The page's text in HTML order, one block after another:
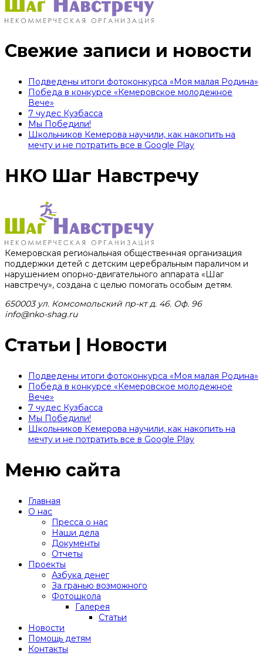
Свежие записи и новости
Подведены итоги фотоконкурса «Моя малая Родина»
Победа в конкурсе «Кемеровское молодежное
Вече»
7 чудес Кузбасса
Мы Победили!
Школьников Кемерова научили, как накопить на
мечту и не потратить все в Google Play
НКО Шаг Навстречу
Кемеровская региональная общественная организация
поддержки детей с детским церебральным параличом и
нарушением опорно-двигательного аппарата «Шаг
навстречу», создана с целью помогать особым детям.
650003 ул. Комсомольский пр-кт д. 46. Оф. 96
info@nko-shag.ru
Статьи | Новости
Подведены итоги фотоконкурса «Моя малая Родина»
Победа в конкурсе «Кемеровское молодежное
Вече»
7 чудес Кузбасса
Мы Победили!
Школьников Кемерова научили, как накопить на
мечту и не потратить все в Google Play
Меню сайта
Главная
О нас
Пресса о нас
Наши дела
Документы
Отчеты
Проекты
Азбука денег
За гранью возможного
Фотошкола
Галерея
Статьи
Новости
Помощь детям
Контакты